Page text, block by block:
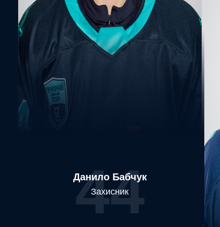
44
Данило Бабчук
Захисник